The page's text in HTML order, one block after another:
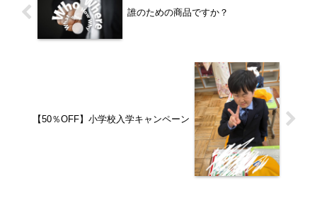
誰のための商品ですか？
【50％OFF】小学校入学キャンペーン